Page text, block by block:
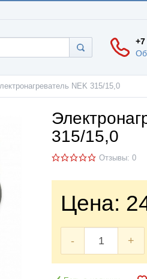
NEK 315/15,0
315/15,0
Отзывы: 0
Цена:
- +